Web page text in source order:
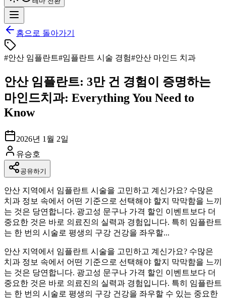
홈으로 돌아가기
#안산 임플란트#임플란트 시술 경험#안산 마인드 치과
안산 임플란트: 3만 건 경험이 증명하는
마인드치과: Everything You Need to
Know
2026년 1월 2일
유승호
공유하기
안산 지역에서 임플란트 시술을 고민하고 계신가요? 수많은
치과 정보 속에서 어떤 기준으로 선택해야 할지 막막함을 느끼
는 것은 당연합니다. 광고성 문구나 가격 할인 이벤트보다 더
중요한 것은 바로 의료진의 실력과 경험입니다. 특히 임플란트
는 한 번의 시술로 평생의 구강 건강을 좌우할...
안산 지역에서 임플란트 시술을 고민하고 계신가요? 수많은
치과 정보 속에서 어떤 기준으로 선택해야 할지 막막함을 느끼
는 것은 당연합니다. 광고성 문구나 가격 할인 이벤트보다 더
중요한 것은 바로 의료진의 실력과 경험입니다. 특히 임플란트
는 한 번의 시술로 평생의 구강 건강을 좌우할 수 있는 중요한